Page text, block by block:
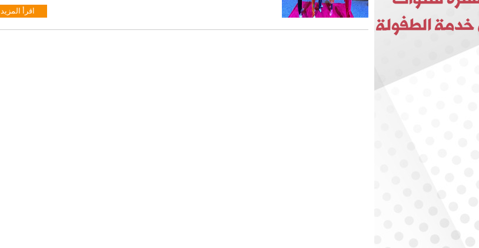
1200 طفلة وطفل من الوسطين الحضري والقروي، ومن الأطفال في وضعية
إعاقة. أرقام نفخر بها، لكنها تبقى أقل قيمة من آلاف الابتسامات التي أضاءت
الوجوه الصغيرة، ومن الذكريات ...
اقرأ المزيد